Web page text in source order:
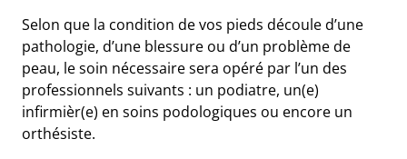
Selon que la condition de vos pieds découle d’une
pathologie, d’une blessure ou d’un problème de
peau, le soin nécessaire sera opéré par l’un des
professionnels suivants : un podiatre, un(e)
infirmièr(e) en soins podologiques ou encore un
orthésiste.